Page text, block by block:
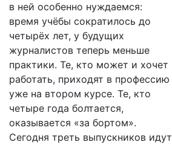
в ней особенно нуждаемся:
время учёбы сократилось до
четырёх лет, у будущих
журналистов теперь меньше
практики. Те, кто может и хочет
работать, приходят в профессию
уже на втором курсе. Те, кто
четыре года болтается,
оказывается «за бортом».
Сегодня треть выпускников идут